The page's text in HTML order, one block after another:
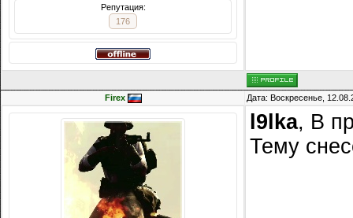
Репутация:
176
Firex Дата: Воскресенье,
l9lka, В
Тему